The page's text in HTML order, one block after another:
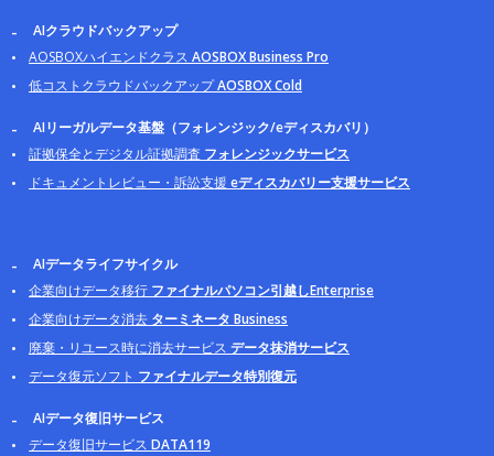
AIクラウドバックアップ
AOSBOXハイエンドクラス AOSBOX Business Pro
低コストクラウドバックアップAOSBOX Cold
AIリーガルデータ基盤（フォレンジック/eディスカバリ）
証拠保全とデジタル証拠調査 フォレンジックサービス
ドキュメントレビュー・訴訟支援 eディスカバリー支援サービス
AIデータライフサイクル
企業向けデータ移行 ファイナルパソコン引越しEnterprise
企業向けデータ消去 ターミネータ Business
廃棄・リユース時に消去サービス データ抹消サービス
データ復元ソフト ファイナルデータ特別復元
AIデータ復旧サービス
データ復旧サービス DATA119